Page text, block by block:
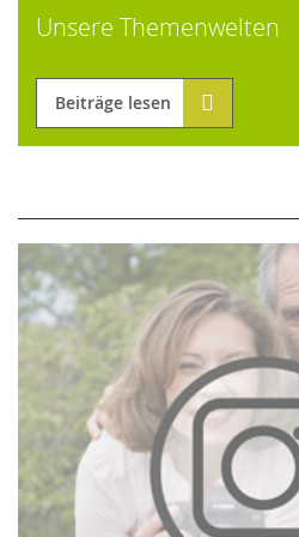
Unsere Themenwelten
Beiträge lesen